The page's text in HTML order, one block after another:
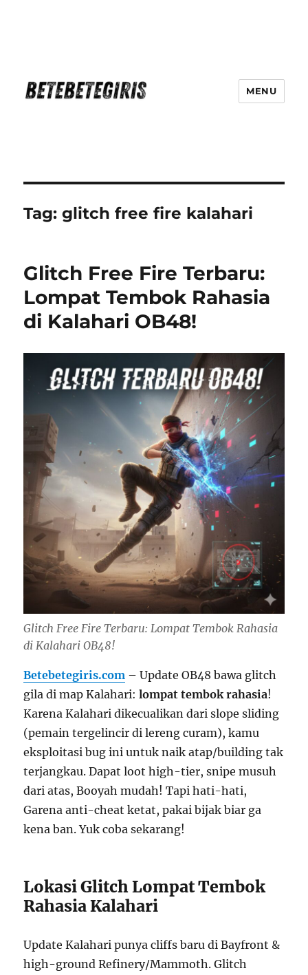
MENU
Tag:glitch free fire kalahari
Glitch Free Fire Terbaru:
Lompat Tembok Rahasia
di Kalahari OB48!
Glitch Free Fire Terbaru: Lompat Tembok Rahasia
di Kalahari OB48!
Betebetegiris.com – Update OB48 bawa glitch
gila di map Kalahari:lompat tembok rahasia!
Karena Kalahari dikecualikan dari slope sliding
(pemain tergelincir di lereng curam), kamu
eksploitasi bug ini untuk naik atap/building tak
terjangkau. Dapat loot high-tier, snipe musuh
dari atas, Booyah mudah! Tapi hati-hati,
Garena anti-cheat ketat, pakai bijak biar ga
kena ban. Yuk coba sekarang!
Lokasi Glitch Lompat Tembok
Rahasia Kalahari
Update Kalahari punya cliffs baru di Bayfront &
high-ground Refinery/Mammoth. Glitch